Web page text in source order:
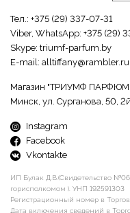
Тел.: +375 (29) 337-07-31
Viber, WhatsApp: +375 (29)
Skype: triumf-parfum.by
E-mail: alltiffany@rambler.ru
Магазин "ТРИУМФ
Минск, ул. Сурганова, 50,
Instagram
Facebook
Vkontakte
ИП Булак Д.В.(Свидетельство
горисполкомом ). УНП 192591303
Регистрационный номер в
Дата включения сведений в